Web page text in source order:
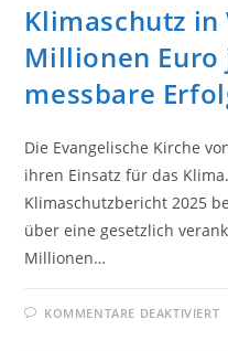
Klimaschutz
Millionen
messbare
Die Evangelische Kirche
ihren Einsatz für das
Klimaschutzbericht 2025
über eine gesetzlich
Millionen…
KOMMENTARE DEAKTIVIERT